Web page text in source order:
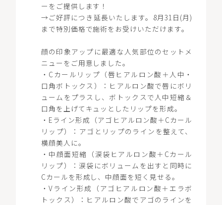
ーをご提供します！
→ご好評につき延長いたします。8月31日(月)
まで特別価格で施術をお受けいただけます。
顔の印象アップに最適な人気部位のセットメ
ニューをご用意しました。
・Cカールリップ（唇ヒアルロン酸＋人中・
口角ボトックス）：ヒアルロン酸で唇にボリ
ュームをプラスし、ボトックスで人中短縮＆
口角を上げてキュッとしたリップを形成。
・Eライン形成（アゴヒアルロン酸＋Cカール
リップ）：アゴとリップのラインを整えて、
横顔美人に。
・中顔面短縮（涙袋ヒアルロン酸＋Cカール
リップ）：涙袋にボリュームを出すと同時に
Cカールを形成し、中顔面を短く見せる。
・Vライン形成（アゴヒアルロン酸＋エラボ
トックス）：ヒアルロン酸でアゴのラインを
WEB予約